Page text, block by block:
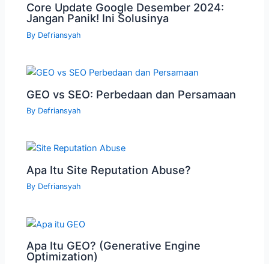
Core Update Google Desember 2024:
Jangan Panik! Ini Solusinya
By Defriansyah
GEO vs SEO: Perbedaan dan Persamaan
By Defriansyah
Apa Itu Site Reputation Abuse?
By Defriansyah
Apa Itu GEO? (Generative Engine
Optimization)